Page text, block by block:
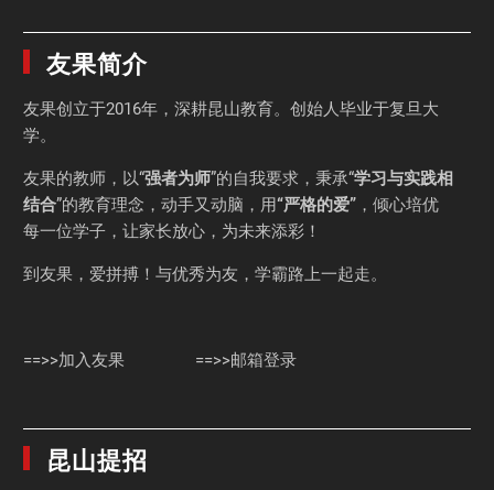
友果简介
友果创立于2016年，深耕昆山教育。创始人毕业于复旦大
学。
友果的教师，以“强者为师”的自我要求，秉承“学习与实践相
结合”的教育理念，动手又动脑，用“严格的爱” ，倾心培优
每一位学子，让家长放心，为未来添彩！
到友果，爱拼搏！与优秀为友，学霸路上一起走。
==>>加入友果 ==>>邮箱登录
昆山提招